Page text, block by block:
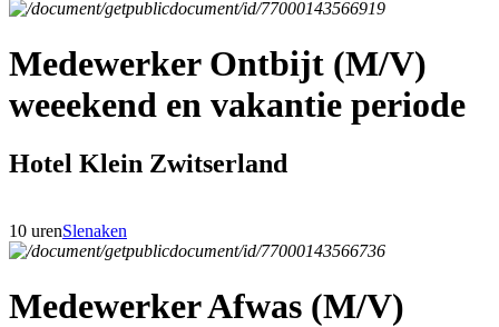
Medewerker Ontbijt (M/V)
weeekend en vakantie periode
Hotel Klein Zwitserland
10 urenSlenaken
Medewerker Afwas (M/V)